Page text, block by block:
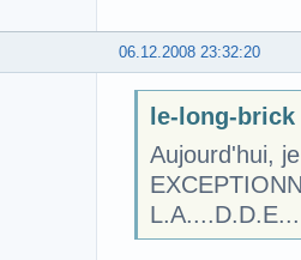
06.12.2008 23:32:20
le-long-
Aujourd'hui,